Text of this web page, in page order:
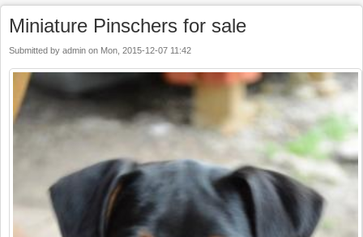
Miniature Pinschers for sale
Submitted by admin on Mon, 2015-12-07 11:42